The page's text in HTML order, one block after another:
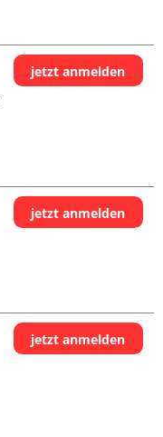
jetzt anmelden
jetzt anmelden
jetzt anmelden